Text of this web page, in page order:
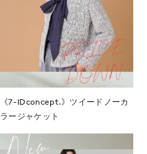
《7-IDconcept.》ツイードノーカ
ラージャケット